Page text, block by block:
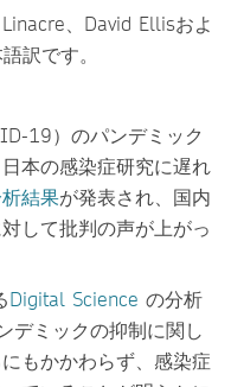
、David Ellisおよ
訳です。
19）のパンデミック
本の感染症研究に遅れ
結果が発表され、国内
して批判の声が上がっ
Digital Science の分析
デミックの抑制に関し
もかかわらず、感染症